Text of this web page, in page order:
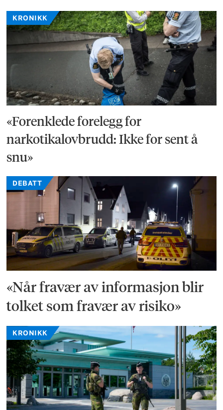
KRONIKK
«Forenklede forelegg for
narkotikalovbrudd: Ikke for sent å
snu»
DEBATT
«Når fravær av informasjon blir
tolket som fravær av risiko»
KRONIKK